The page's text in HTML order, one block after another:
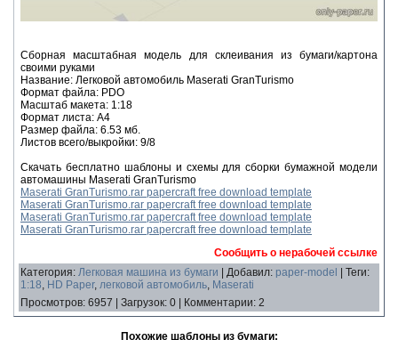
Сборная масштабная модель для склеивания из бумаги/картона
своими руками
Название: Легковой автомобиль Maserati GranTurismo
Формат файла: PDO
Масштаб макета: 1:18
Формат листа: А4
Размер файла: 6.53 мб.
Листов всего/выкройки: 9/8
Скачать бесплатно шаблоны и схемы для сборки бумажной модели
автомашины Maserati GranTurismo
Maserati GranTurismo.rar papercraft free download template
Maserati GranTurismo.rar papercraft free download template
Maserati GranTurismo.rar papercraft free download template
Maserati GranTurismo.rar papercraft free download template
Сообщить о нерабочей ссылке
Категория: Легковая машина из бумаги Добавил: paper-model Теги:
1:18, HD Paper, легковой автомобиль, Maserati
Просмотров: 6957 Загрузок: 0 Комментарии: 2
Похожие шаблоны из бумаги: